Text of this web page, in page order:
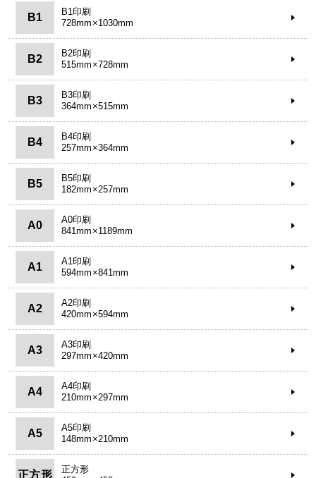
B1
B1印刷
728mm×1030mm
B2
B2印刷
515mm×728mm
B3
B3印刷
364mm×515mm
B4
B4印刷
257mm×364mm
B5
B5印刷
182mm×257mm
A0
A0印刷
841mm×1189mm
A1
A1印刷
594mm×841mm
A2
A2印刷
420mm×594mm
A3
A3印刷
297mm×420mm
A4
A4印刷
210mm×297mm
A5
A5印刷
148mm×210mm
正方形
正方形